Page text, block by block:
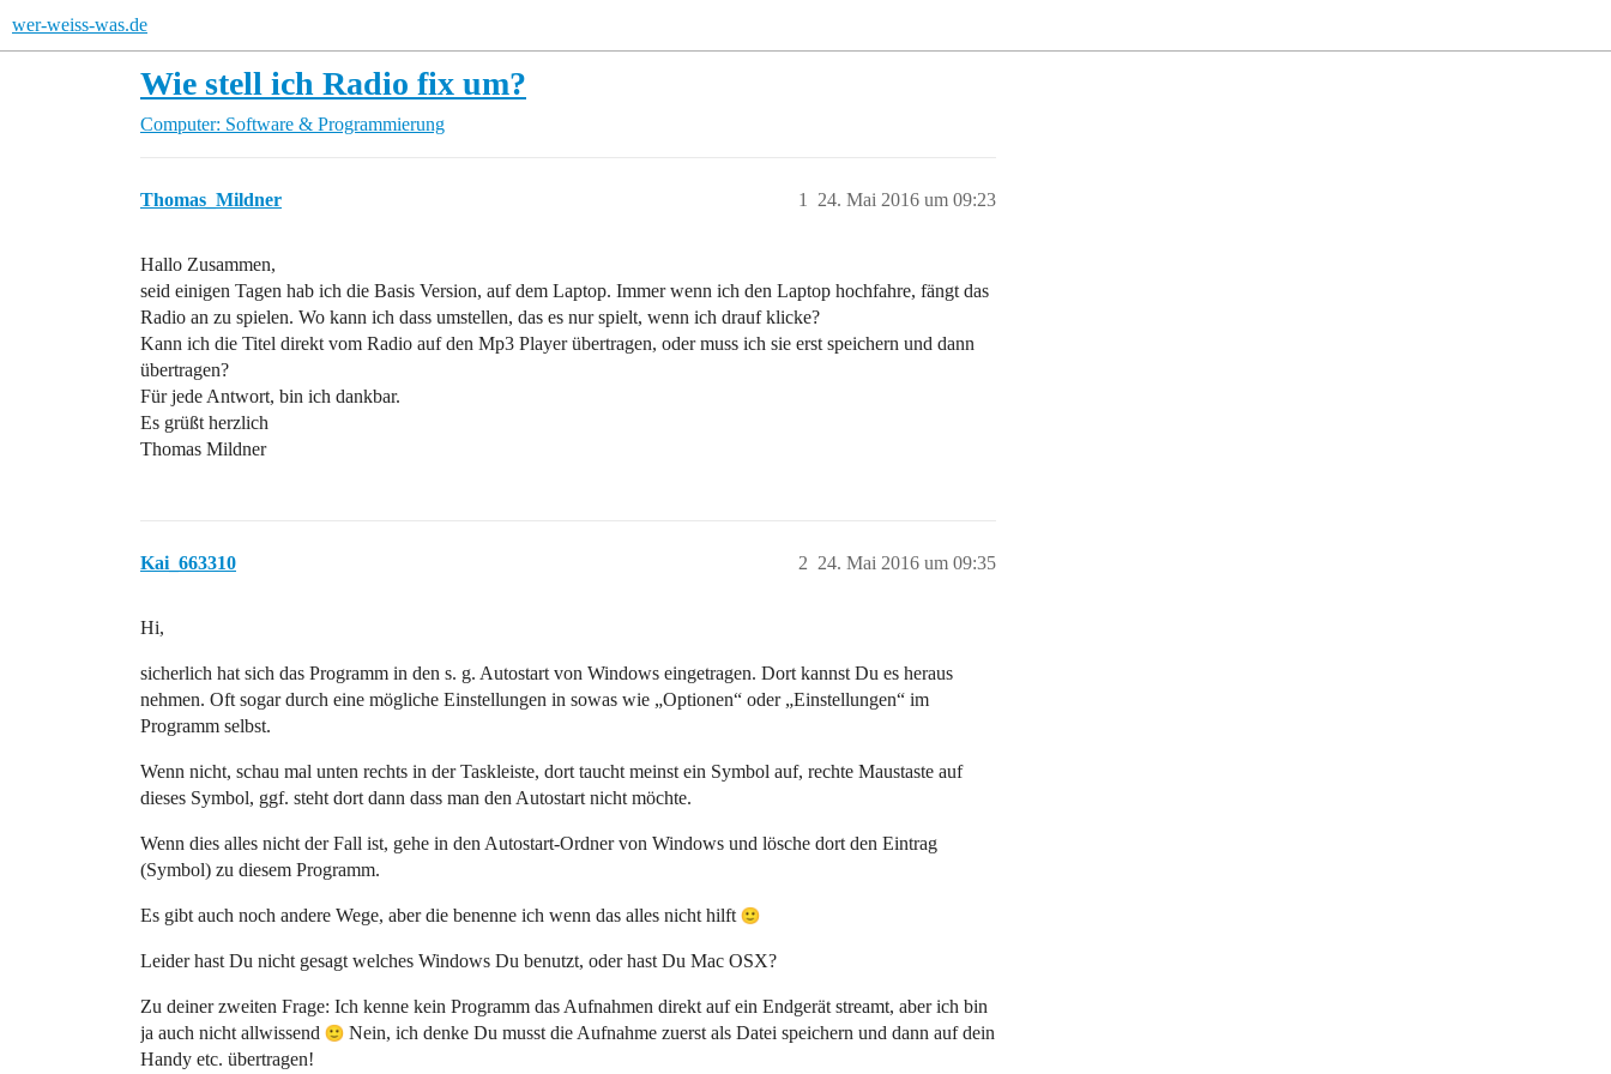
wer-weiss-was.de
Wie stell ich Radio fix um?
Computer: Software & Programmierung
Thomas_Mildner 24. Mai 2016 um 09:23
1
Hallo Zusammen,
seid einigen Tagen hab ich die Basis Version, auf dem Laptop. Immer wenn ich den Laptop hochfahre, fängt das
Radio an zu spielen. Wo kann ich dass umstellen, das es nur spielt, wenn ich drauf klicke?
Kann ich die Titel direkt vom Radio auf den Mp3 Player übertragen, oder muss ich sie erst speichern und dann
übertragen?
Für jede Antwort, bin ich dankbar.
Es grüßt herzlich
Thomas Mildner
Kai_663310 24. Mai 2016 um 09:35
2
Hi,
sicherlich hat sich das Programm in den s. g. Autostart von Windows eingetragen. Dort kannst Du es heraus
nehmen. Oft sogar durch eine mögliche Einstellungen in sowas wie „Optionen“ oder „Einstellungen“ im
Programm selbst.
Wenn nicht, schau mal unten rechts in der Taskleiste, dort taucht meinst ein Symbol auf, rechte Maustaste auf
dieses Symbol, ggf. steht dort dann dass man den Autostart nicht möchte.
Wenn dies alles nicht der Fall ist, gehe in den Autostart-Ordner von Windows und lösche dort den Eintrag
(Symbol) zu diesem Programm.
Es gibt auch noch andere Wege, aber die benenne ich wenn das alles nicht hilft
Leider hast Du nicht gesagt welches Windows Du benutzt, oder hast Du Mac OSX?
Zu deiner zweiten Frage: Ich kenne kein Programm das Aufnahmen direkt auf ein Endgerät streamt, aber ich bin
ja auch nicht allwissend
Nein, ich denke Du musst die Aufnahme zuerst als Datei speichern und dann auf dein
Handy etc. übertragen!